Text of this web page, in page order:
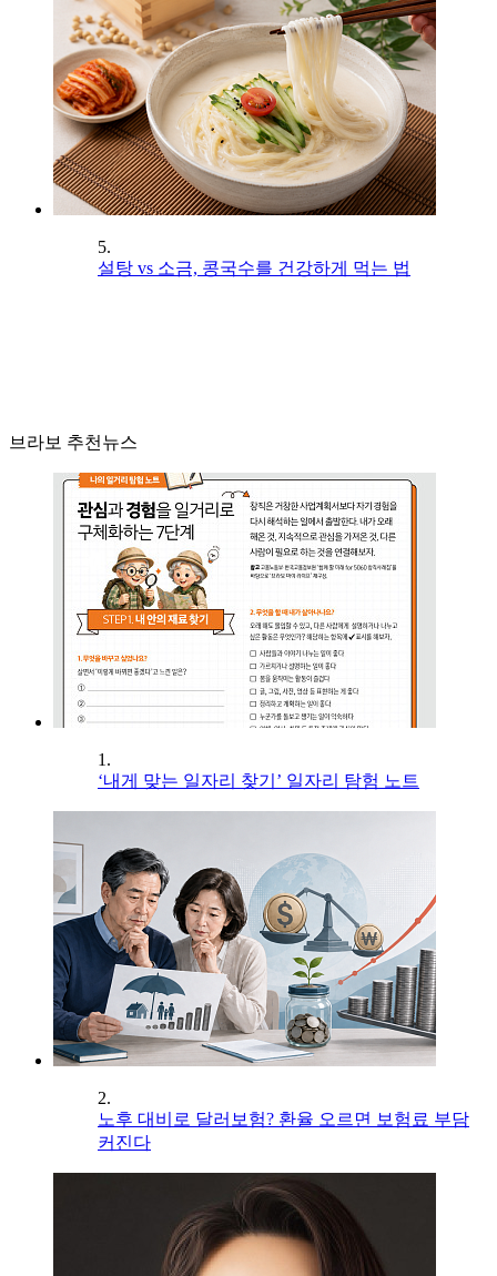
5.
설탕 vs 소금, 콩국수를 건강하게 먹는 법
브라보 추천뉴스
1.
‘내게 맞는 일자리 찾기’ 일자리 탐험 노트
2.
노후 대비로 달러보험? 환율 오르면 보험료 부담
커진다